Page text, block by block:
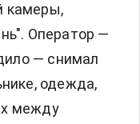
камеры,
Оператор —
— снимал
одежда,
между